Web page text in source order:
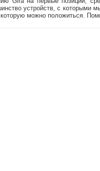
устройств, с
можно положиться.